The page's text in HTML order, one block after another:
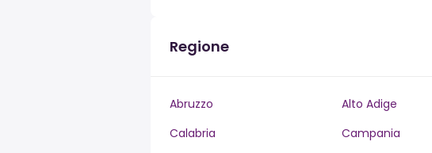
Regione
Abruzzo Alto Adige
Calabria
Campania